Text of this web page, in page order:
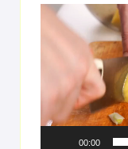
Videoavspiller
00:00